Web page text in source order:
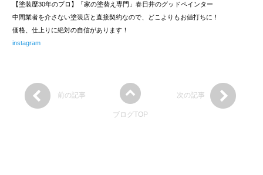
【塗装歴30年のプロ】「家の塗替え専門」春日井のグッドペインター
中間業者を介さない塗装店と直接契約なので、どこよりもお値打ちに！
価格、仕上りに絶対の自信があります！
instagram
前の記事
ブログTOP
次の記事